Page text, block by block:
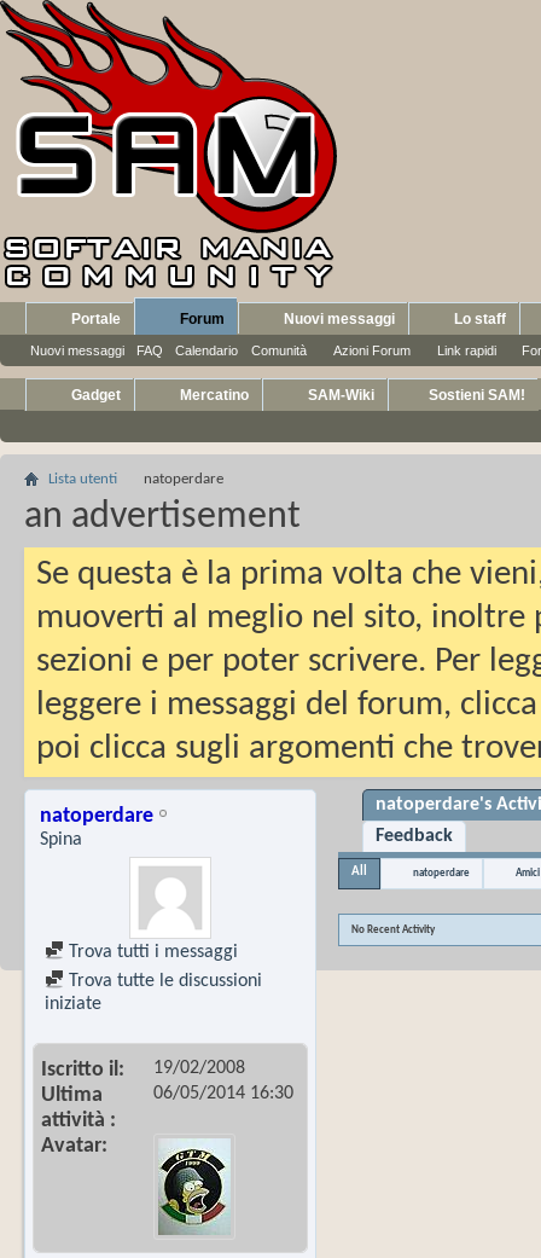
Portale Forum
Nuovi messaggi FAQ Calendario Comunità Azioni Forum Link rapidi
Nuovi messaggi Lo staff
Gadget Mercatino SAM-Wiki Sostieni SAM!
Lista utenti natoperdare
an advertisement
Se questa è la prima volta che
muoverti al meglio nel sito, inoltre
sezioni e per poter scrivere. Per
leggere i messaggi del forum,
poi clicca sugli argomenti che
natoperdare
Spina
Trova tutti i messaggi
Trova tutte le discussioni
iniziate
Iscritto il 19/02/2008
Ultima
attività
06/05/2014 16:30
Avatar
natoperdare's
Feedback
All natoperdare Amici
No Recent Activity